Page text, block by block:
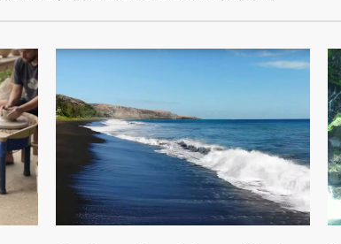
Réunion :
locaux
Installation
astuces
quotidien
1 juillet 2026